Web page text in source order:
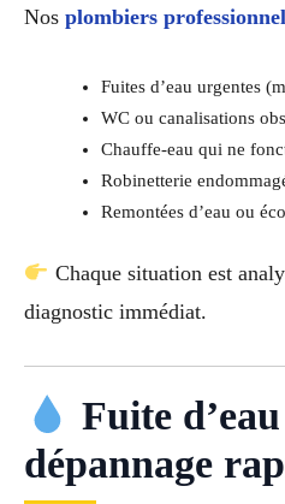
Nos plombiers
Fuites d’eau urgentes
WC ou canalisations
Chauffe-eau qui ne
Robinetterie
Remontées d’eau ou
Chaque situation est
diagnostic immédiat.
Fuite
dépannage